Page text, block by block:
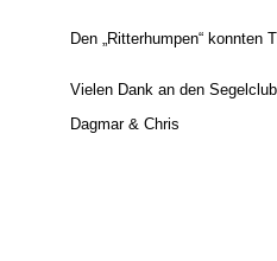
Den „Ritterhumpen“ konnten
Vielen Dank an den
Dagmar & Chris